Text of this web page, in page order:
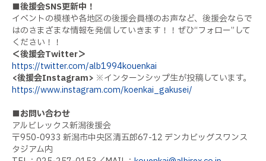
■後援会SNS更新中！
イベントの模様や各地区の後援会員様のお声など、後援会ならで
はのさまざまな情報を発信していきます！！ぜひ“フォロー”して
ください！！
＜後援会Twitter＞
https://twitter.com/alb1994kouenkai
<後援会Instagram> ※インターンシップ生が投稿しています。
https://www.instagram.com/koenkai_gakusei/
■お問い合わせ
アルビレックス新潟後援会
〒950-0933 新潟市中央区清五郎67-12 デンカビッグスワンス
タジアム内